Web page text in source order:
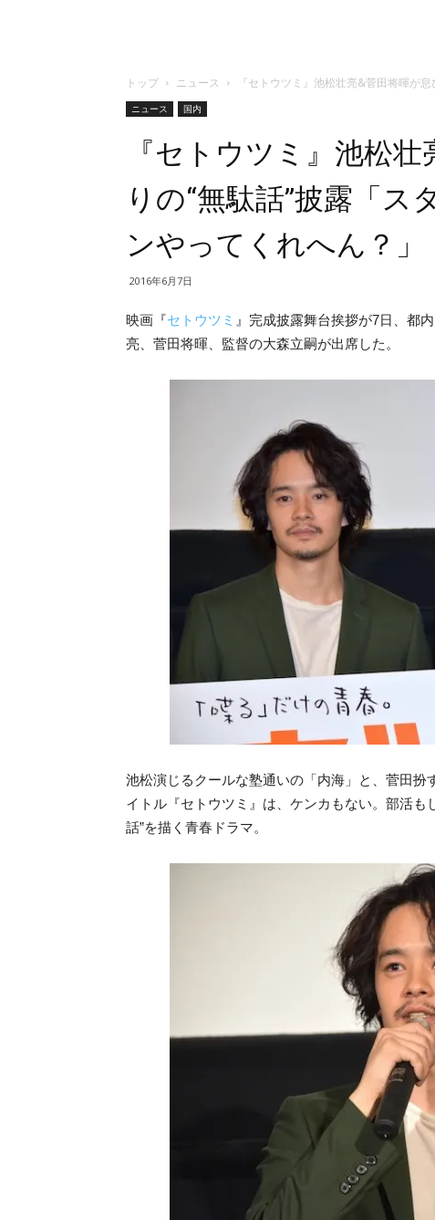
トップ ニュース 『セトウツミ』池松壮亮&菅田将暉が
ニュース 国内
『セトウツミ』池松
りの“無駄話”披露「ス
ンやってくれへん？」
2016年6月7日
映画『セトウツミ 』完成披露舞台挨拶が7日、都
亮、菅田将暉、監督の大森立嗣が出席した。
池松演じるクールな塾通いの「内海」と、菅田
イトル『セトウツミ』は、ケンカもない。部活
話”を描く青春ドラマ。